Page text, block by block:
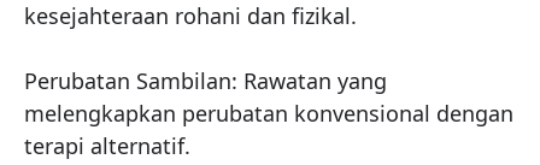
kesejahteraan rohani dan fizikal.
Perubatan Sambilan: Rawatan yang
melengkapkan perubatan konvensional dengan
terapi alternatif.